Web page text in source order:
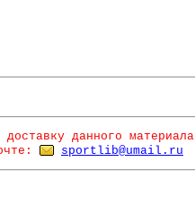
данного материала
sportlib@umail.ru